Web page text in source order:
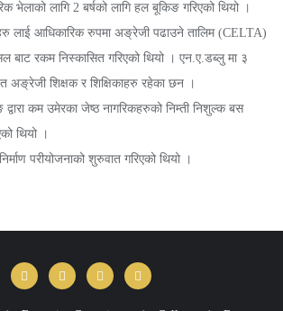
भेलाको लागि 2 बर्षको लागि हल बूकिङ गरिएको थियो ।
लाई आधिकारिक रुपमा अङ्रेजी पढाउने तालिम (CELTA)
बाट रकम निस्कासित गरिएको थियो । एन.ए.डब्लु मा ३
अङ्रेजी शिक्षक र शिक्षिकाहरु रहेका छन ।
कम उमेरका जेष्ठ नागरिकहरुको निम्ती निशुल्क बस
थियो ।
परीयोजनाको शुरुवात गरिएको थियो ।